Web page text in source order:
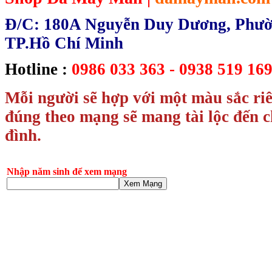
Đ/C: 180A Nguyễn Duy Dương,
TP.Hồ Chí Minh
Hotline : 0986 033 363 - 0938 519
Mỗi người sẽ hợp với một màu sắc
đúng theo mạng sẽ mang tài lộc đến
đình.
Nhập năm sinh để xem mạng
Xem Mạng